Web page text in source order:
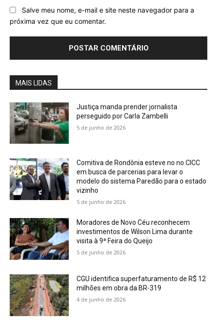
Salve meu nome, e-mail e site neste navegador para a
próxima vez que eu comentar.
MAIS LIDAS
Justiça manda prender jornalista
perseguido por Carla Zambelli
5 de junho de 2026
Comitiva de Rondônia esteve no no CICC
em busca de parcerias para levar o
modelo do sistema Paredão para o estado
vizinho
5 de junho de 2026
Moradores de Novo Céu reconhecem
investimentos de Wilson Lima durante
visita à 9ª Feira do Queijo
5 de junho de 2026
CGU identifica superfaturamento de R$ 12
milhões em obra da BR-319
4 de junho de 2026